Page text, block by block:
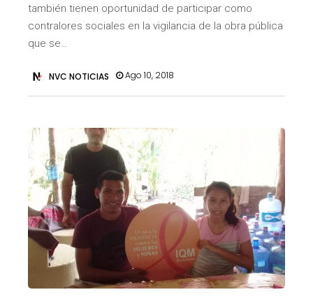
también tienen oportunidad de participar como
contralores sociales en la vigilancia de la obra pública
que se…
NVC NOTICIAS Ago 10, 2018